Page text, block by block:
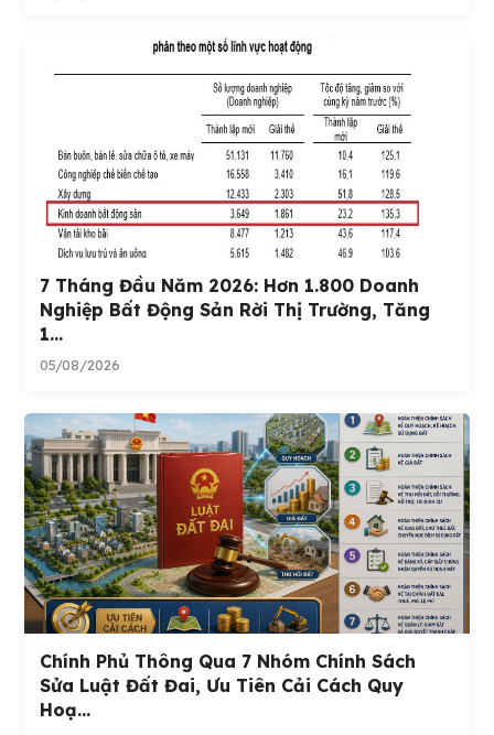
7 Tháng Đầu Năm 2026: Hơn 1.800 Doanh
Nghiệp Bất Động Sản Rời Thị Trường, Tăng
1...
05/08/2026
Chính Phủ Thông Qua 7 Nhóm Chính Sách
Sửa Luật Đất Đai, Ưu Tiên Cải Cách Quy
Hoạ...